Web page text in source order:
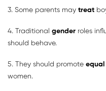
3. Some parents may treat
4. Traditional gender roles
should behave.
5. They should promote equal
women.